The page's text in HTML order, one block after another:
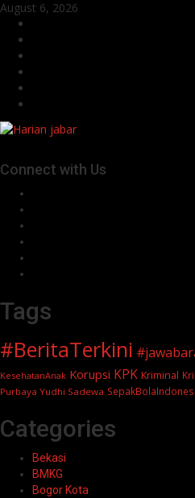
Skip
content
August 6, 2026
Connect with Us
Tags
#BeritaTerkini
KesehatanAnak Korupsi KPK Kriminal
Purbaya Yudhi Sadewa
Categories
Bekasi
BMKG
Bogor Kota